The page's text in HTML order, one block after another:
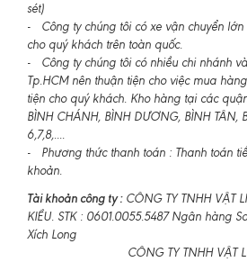
sét)
- Công ty chúng tôi có xe vận chuyển lớn
cho quý khách trên toàn quốc.
- Công ty chúng tôi có nhiều chi nhánh
Tp.HCM nên thuận tiện cho việc mua
tiện cho quý khách. Kho hàng tại các
BÌNH CHÁNH, BÌNH DƯƠNG, BÌNH TÂN,
6,7,8,....
- Phương thức thanh toán : Thanh toán
khoản.
Tài khoản công ty :CÔNG TY TNHH VẬT
KIỀU. STK : 0601.0055.5487 Ngân hàng
Xích Long
CÔNG TY TNHH VẬT